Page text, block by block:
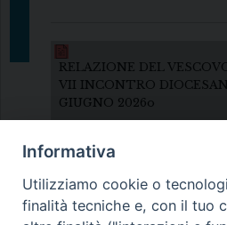
RELAZIONE DEL
VII INCONTRO
GIUGNO 2026o
Informativa
Utilizziamo cookie o
finalità tecniche e, con il tuo